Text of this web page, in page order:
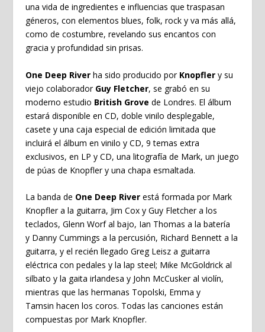
una vida de ingredientes e influencias que traspasan
géneros, con elementos blues, folk, rock y va más allá,
como de costumbre, revelando sus encantos con
gracia y profundidad sin prisas.
One Deep River ha sido producido por Knopfler y su
viejo colaborador Guy Fletcher, se grabó en su
moderno estudio British Grove de Londres. El álbum
estará disponible en CD, doble vinilo desplegable,
casete y una caja especial de edición limitada que
incluirá el álbum en vinilo y CD, 9 temas extra
exclusivos, en LP y CD, una litografía de Mark, un juego
de púas de Knopfler y una chapa esmaltada.
La banda de One Deep Riverestá formada por Mark
Knopflera la guitarra, Jim Coxy Guy Fletchera los
teclados, Glenn Worfal bajo, Ian Thomas a la batería
y Danny Cummings a la percusión, Richard Bennetta la
guitarra, y el recién llegado Greg Leisza guitarra
eléctrica con pedales y la lap steel; Mike McGoldrickal
silbato y la gaita irlandesa y John McCuskeral violín,
mientras que las hermanas Topolski, Emma y
Tamsin hacen los coros. Todas las canciones están
compuestas por Mark Knopfler.